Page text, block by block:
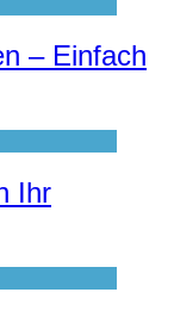
– Einfach
Ihr